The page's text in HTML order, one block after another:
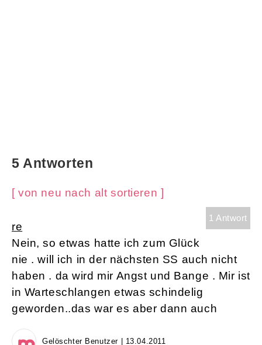
5 Antworten
[ von neu nach alt sortieren ]
1 Antwort
re
Nein, so etwas hatte ich zum Glück
nie . will ich in der nächsten SS auch nicht
haben . da wird mir Angst und Bange . Mir ist
in Warteschlangen etwas schindelig
geworden..das war es aber dann auch
Gelöschter Benutzer | 13.04.2011